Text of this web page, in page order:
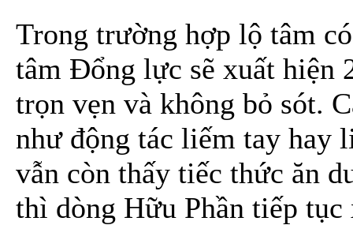
Trong trường hợp lộ tâm
tâm Đổng lực sẽ xuất hiện
trọn vẹn và không bỏ sót.
như động tác liếm tay hay
vẫn còn thấy tiếc thức ăn
thì dòng Hữu Phần tiếp